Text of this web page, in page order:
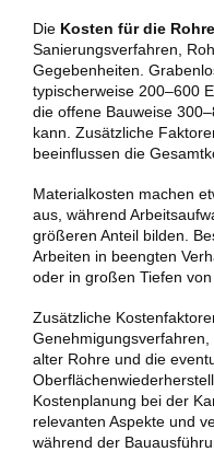
Die Kosten für die
Sanierungsverfahren,
Gegebenheiten.
typischerweise 200–600
die offene Bauweise
kann. Zusätzliche
beeinflussen die
Materialkosten machen
aus, während
größeren Anteil bilden.
Arbeiten in beengten
oder in großen Tiefen
Zusätzliche
alter Rohre und die
Kostenplanung bei der
relevanten Aspekte und
während der